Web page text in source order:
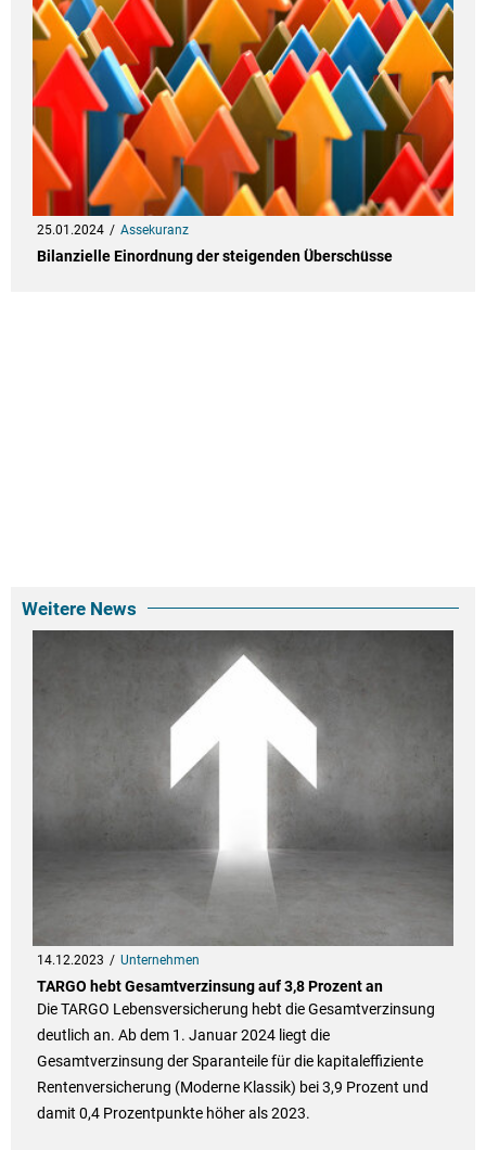
25.01.2024 Assekuranz
Bilanzielle Einordnung der steigenden Überschüsse
Weitere News
14.12.2023 Unternehmen
TARGO hebt Gesamtverzinsung auf 3,8 Prozent an
Die TARGO Lebensversicherung hebt die Gesamtverzinsung
deutlich an. Ab dem 1. Januar 2024 liegt die
Gesamtverzinsung der Sparanteile für die kapitaleffiziente
Rentenversicherung (Moderne Klassik) bei 3,9 Prozent und
damit 0,4 Prozentpunkte höher als 2023.